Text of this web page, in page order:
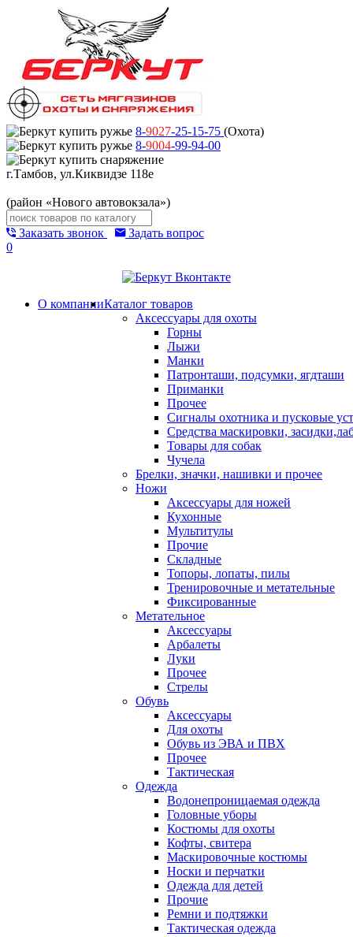
8-9027-25-15-75 (Охота)
8-9004-99-94-00
г.Тамбов, ул.Киквидзе 118е
(район «Нового автовокзала»)
Заказать звонок
Задать вопрос
0
О компанииКаталог товаров
Аксессуары для охоты
Горны
Лыжи
Манки
Патронташи, подсумки, ягдташи
Приманки
Прочее
Сигналы охотника и пусковые
Средства маскировки,
Товары для собак
Чучела
Брелки, значки, нашивки и прочее
Ножи
Аксессуары для ножей
Кухонные
Мультитулы
Прочие
Складные
Топоры, лопаты, пилы
Тренировочные и метательные
Фиксированные
Метательное
Аксессуары
Арбалеты
Луки
Прочее
Стрелы
Обувь
Аксессуары
Для охоты
Обувь из ЭВА и ПВХ
Прочее
Тактическая
Одежда
Водонепроницаемая одежда
Головные уборы
Костюмы для охоты
Кофты, свитера
Маскировочные костюмы
Носки и перчатки
Одежда для детей
Прочие
Ремни и подтяжки
Тактическая одежда